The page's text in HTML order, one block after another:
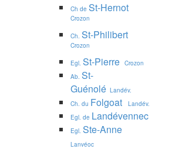
Ch de St-Hernot
Crozon
Ch. St-Philibert
Crozon
Egl. St-Pierre Crozon
Ab. St-
Guénolé Landév.
Ch. du Folgoat
Landév.
Egl. de Landévennec
Egl. Ste-Anne
Lanvéoc